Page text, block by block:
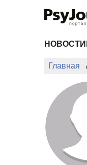
НОВОСТИ
Главная